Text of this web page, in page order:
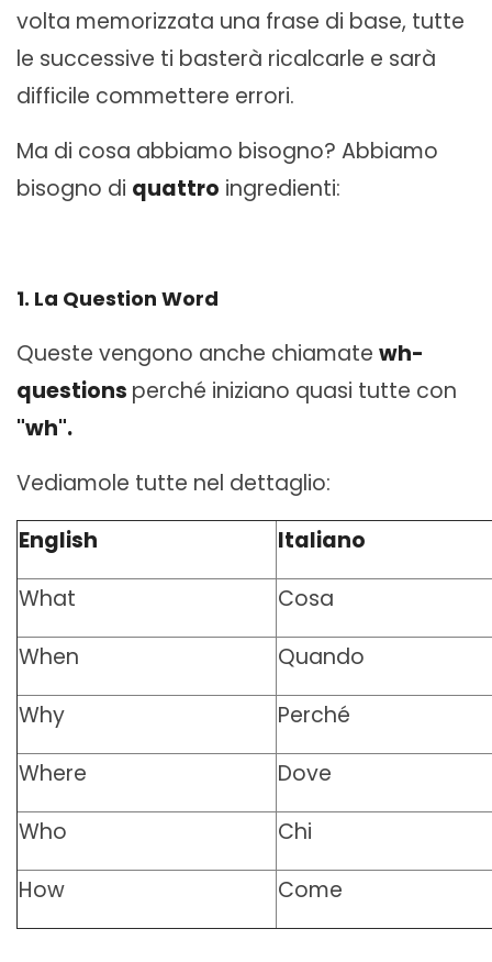
volta memorizzata una frase di base, tutte
le successive ti basterà ricalcarle e sarà
difficile commettere errori.
Ma di cosa abbiamo bisogno? Abbiamo
bisogno di quattro ingredienti:
1. La Question Word
Queste vengono anche chiamate wh-
questions perché iniziano quasi tutte con
"wh".
Vediamole tutte nel dettaglio:
English
Italiano
What
Cosa
When
Quando
Why
Perché
Where
Dove
Who
Chi
How
Come